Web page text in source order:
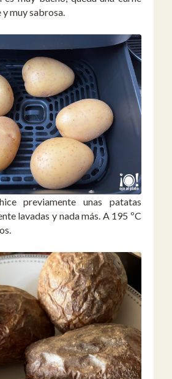
muy sabrosa.
previamente unas patatas
lavadas y nada más. A 195 ºC